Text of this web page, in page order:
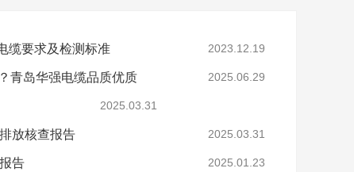
缆要求及检测标准 2023.12.19
青岛华强电缆品质优质 2025.06.29
2025.03.31
放核查报告 2025.03.31
告 2025.01.23